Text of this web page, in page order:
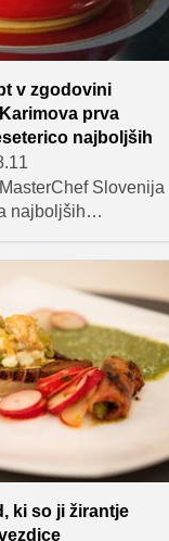
v zgodovini
prva
najboljših
Slovenija
najboljših
doslej –
prva
mojster je
sladico z
tako kot v
ta sladica
Sprva mehka in
preseneti s svojo
ki so ji žirantje